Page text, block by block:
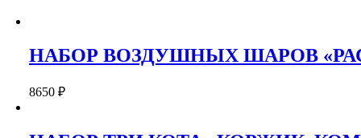
НАБОР ВОЗДУШНЫХ ШАРОВ
8650 ₽